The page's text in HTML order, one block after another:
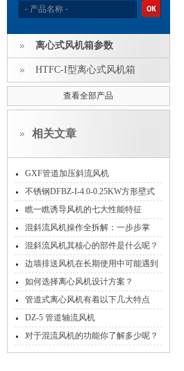
离心式风机箱参数
HTFC-I型离心式风机箱
查看全部产品
相关文章
GXF管道加压斜流风机
不锈钢DFBZ-I-4.0-0.25KW方形壁式
轴流风机
瞧一瞧诱导风机的七大性能特征
混斜流风机操作全拆解：一步步掌
握，新手也能稳稳上手！
混斜流风机其核心的部件是什么呢？
边墙排送风机在长期使用中可能遇到
以下问题
如何选择离心风机设计方案？
管道式离心风机有着以下几大特点
DZ-5 管道轴流风机
对于混流风机的功能你了解多少呢？